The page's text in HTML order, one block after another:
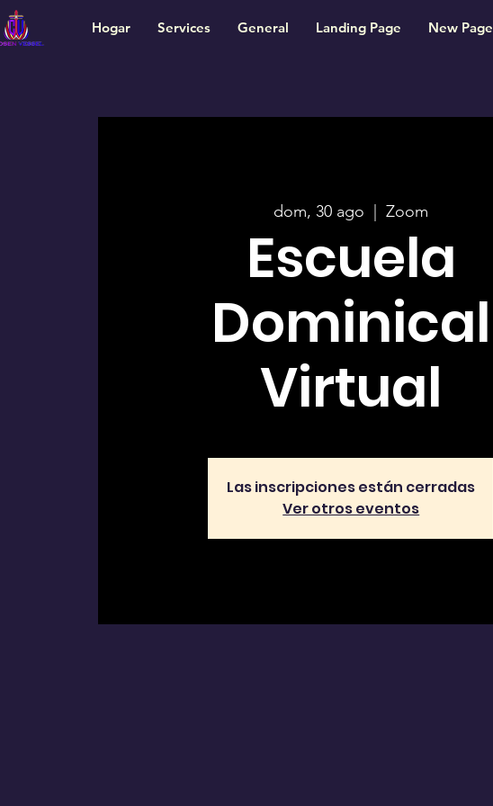
Hogar Services General Landing Page New Page
dom, 30 ago
  |
Zoom
Escuela
Dominical
Virtual
Las inscripciones están cerradas
Ver otros eventos